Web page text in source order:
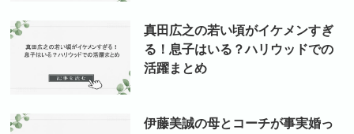
真田広之の若い頃がイケメンすぎ
る！息子はいる？ハリウッドでの
活躍まとめ
伊藤美誠の母とコーチが事実婚っ